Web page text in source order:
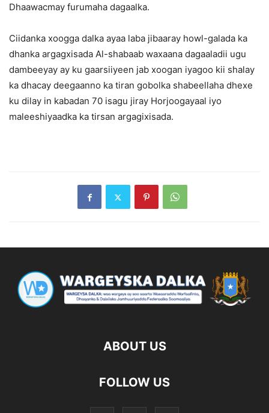
Dhaawacmay furumaha dagaalka.
Ciidanka xoogga dalka ayaa laba jibaaray howl-galada ka
dhanka argagxisada Al-shabaab waxaana dagaaladii ugu
dambeeyay ay ku gaarsiiyeen jab xoogan iyagoo kii shalay
ka dhacay deegaanno ka tiran gobolka shabeellaha dhexe
ku dilay in kabadan 70 isagu jiray Horjoogayaal iyo
maleeshiyaadka ka tirsan argagixisada.
ABOUT US
FOLLOW US